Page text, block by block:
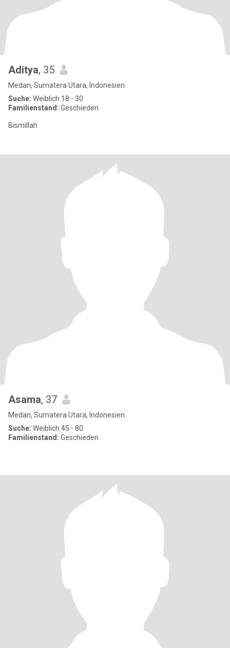
Aditya, 35
Medan, Sumatera Utara, Indonesien
Suche: Weiblich 18 - 30
Familienstand: Geschieden
Bismillah
Asama, 37
Medan, Sumatera Utara, Indonesien
Suche: Weiblich 45 - 80
Familienstand: Geschieden